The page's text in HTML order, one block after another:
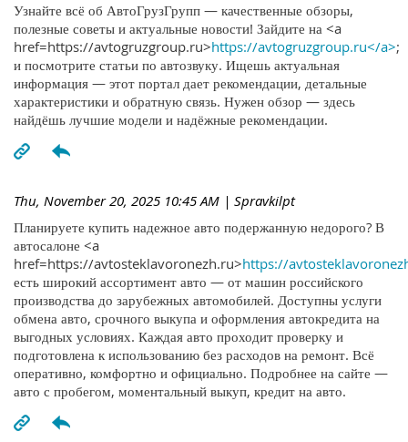
Узнайте всё об АвтоГрузГрупп — качественные обзоры,
полезные советы и актуальные новости! Зайдите на <a
href=https://avtogruzgroup.ru>https://avtogruzgroup.ru</a>;
и посмотрите статьи по автозвуку. Ищешь актуальная
информация — этот портал дает рекомендации, детальные
характеристики и обратную связь. Нужен обзор — здесь
найдёшь лучшие модели и надёжные рекомендации.
Thu, November 20, 2025 10:45 AM | Spravkilpt
Планируете купить надежное авто подержанную недорого? В
автосалоне <a
href=https://avtosteklavoronezh.ru>https://
есть широкий ассортимент авто — от машин российского
производства до зарубежных автомобилей. Доступны услуги
обмена авто, срочного выкупа и оформления автокредита на
выгодных условиях. Каждая авто проходит проверку и
подготовлена к использованию без расходов на ремонт. Всё
оперативно, комфортно и официально. Подробнее на сайте —
авто с пробегом, моментальный выкуп, кредит на авто.